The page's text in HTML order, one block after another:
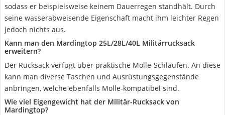
sodass er beispielsweise keinem Dauerregen standhält. Durch
seine wasserabweisende Eigenschaft macht ihm leichter Regen
jedoch nichts aus.
Kann man den Mardingtop 25L/28L/40L Militärrucksack
erweitern?
Der Rucksack verfügt über praktische Molle-Schlaufen. An diese
kann man diverse Taschen und Ausrüstungsgegenstände
anbringen, welche ebenfalls Molle-kompatibel sind.
Wie viel Eigengewicht hat der Militär-Rucksack von
Mardingtop?